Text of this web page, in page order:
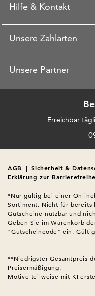
Hilfe & Kontakt
Unsere Zahlarten
Unsere Partner
Erreichbar
AGB | Sicherheit &
Erklärung zur
*Nur gültig bei einer
Sortiment. Nicht für bereits
Gutscheine nutzbar und
Geben Sie im Warenkorb
"Gutscheincode" ein.
**Niedrigster Gesamtpreis
Preisermäßigung.
Motive teilweise mit KI